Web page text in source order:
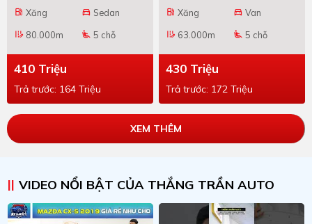
local_gas_station Xăng directions_car Sedan
edit_road 80.000m airline_seat_recline_extra 5 chỗ
410 Triệu
Trả trước: 164 Triệu
local_gas_station Xăng directions_car Van
edit_road 63.000m airline_seat_recline_extra 5 chỗ
430 Triệu
Trả trước: 172 Triệu
XEM THÊM
VIDEO NỔI BẬT CỦA THẮNG TRẦN AUTO